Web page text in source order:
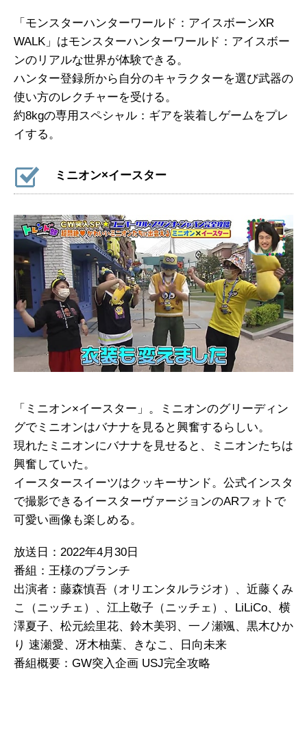
「モンスターハンターワールド：アイスボーンXR
WALK」はモンスターハンターワールド：アイスボー
ンのリアルな世界が体験できる。
ハンター登録所から自分のキャラクターを選び武器の
使い方のレクチャーを受ける。
約8kgの専用スペシャル：ギアを装着しゲームをプレ
イする。
ミニオン×イースター
「ミニオン×イースター」。ミニオンのグリーディン
グでミニオンはバナナを見ると興奮するらしい。
現れたミニオンにバナナを見せると、ミニオンたちは
興奮していた。
イースタースイーツはクッキーサンド。公式インスタ
で撮影できるイースターヴァージョンのARフォトで
可愛い画像も楽しめる。
放送日：2022年4月30日
番組：王様のブランチ
出演者：藤森慎吾（オリエンタルラジオ）、近藤くみ
こ（ニッチェ）、江上敬子（ニッチェ）、LiLiCo、横
澤夏子、松元絵里花、鈴木美羽、一ノ瀬颯、黒木ひか
り 速瀬愛、冴木柚葉、きなこ、日向未来
番組概要：GW突入企画 USJ完全攻略